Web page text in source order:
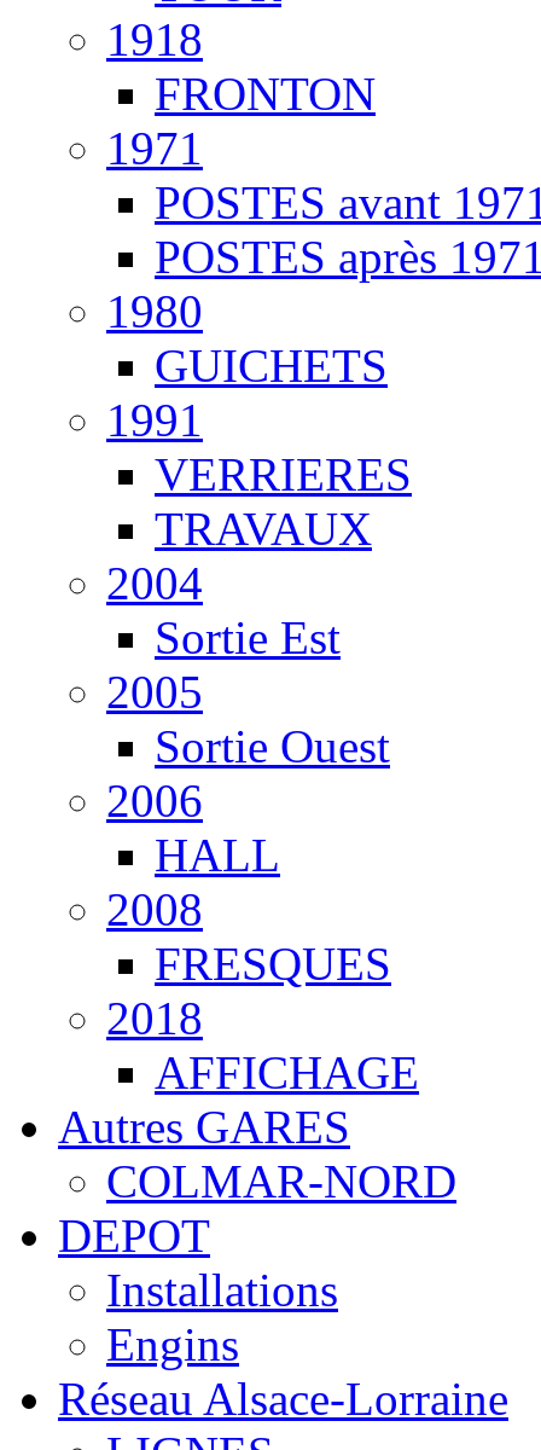
1918
FRONTON
1971
POSTES avant
POSTES après
1980
GUICHETS
1991
VERRIERES
TRAVAUX
2004
Sortie Est
2005
Sortie Ouest
2006
HALL
2008
FRESQUES
2018
AFFICHAGE
Autres GARES
COLMAR-NORD
DEPOT
Installations
Engins
Réseau Alsace-Lorraine